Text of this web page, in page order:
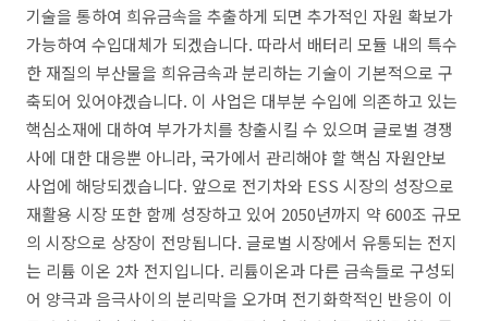
기술을 통하여 희유금속을 추출하게 되면 추가적인 자원 확보가
가능하여 수입대체가 되겠습니다. 따라서 배터리 모듈 내의 특수
한 재질의 부산물을 희유금속과 분리하는 기술이 기본적으로 구
축되어 있어야겠습니다. 이 사업은 대부분 수입에 의존하고 있는
핵심소재에 대하여 부가가치를 창출시킬 수 있으며 글로벌 경쟁
사에 대한 대응뿐 아니라, 국가에서 관리해야 할 핵심 자원안보
사업에 해당되겠습니다. 앞으로 전기차와 ESS 시장의 성장으로
재활용 시장 또한 함께 성장하고 있어 2050년까지 약 600조 규모
의 시장으로 상장이 전망됩니다. 글로벌 시장에서 유통되는 전지
는 리튬 이온 2차 전지입니다. 리튬이온과 다른 금속들로 구성되
어 양극과 음극사이의 분리막을 오가며 전기화학적인 반응이 이